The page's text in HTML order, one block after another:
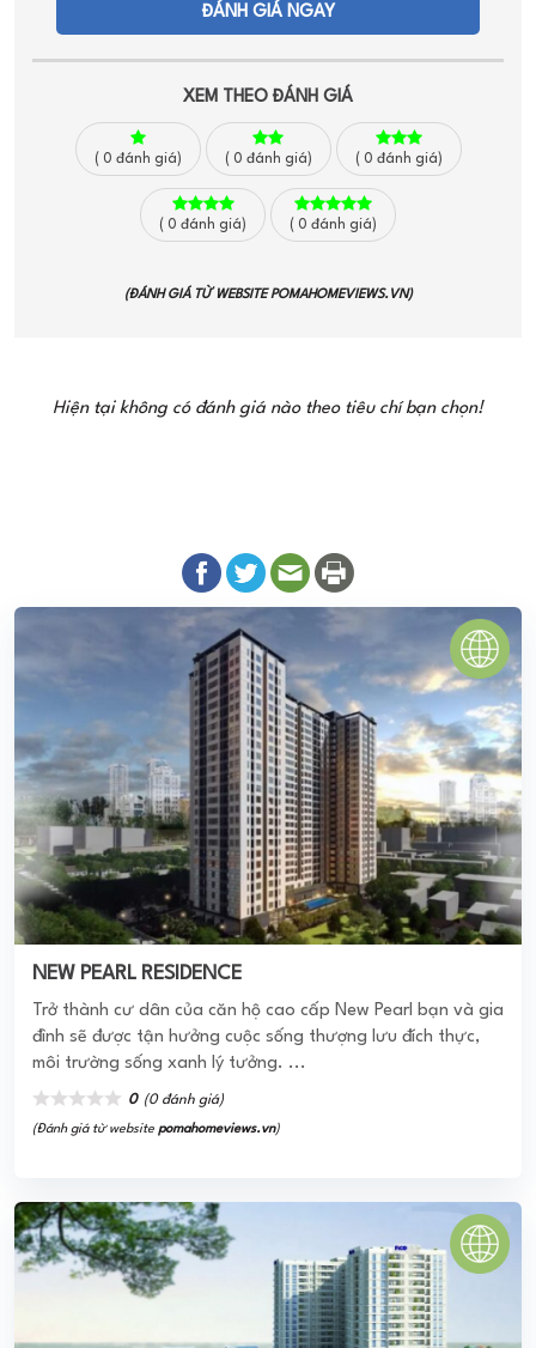
ĐÁNH GIÁ NGAY
XEM THEO ĐÁNH GIÁ
( 0 đánh giá) ( 0 đánh giá) ( 0 đánh giá)
( 0 đánh giá) ( 0 đánh giá)
(ĐÁNH GIÁ TỪ WEBSITEPOMAHOMEVIEWS.VN)
Hiện tại không có đánh giá nào theo tiêu chí bạn chọn!
NEW PEARL RESIDENCE
Trở thành cư dân của căn hộ cao cấp New Pearl bạn và gia
đình sẽ được tận hưởng cuộc sống thượng lưu đích thực,
môi trường sống xanh lý tưởng. ...
0 (0 đánh giá)
(Đánh giá từ website pomahomeviews.vn)